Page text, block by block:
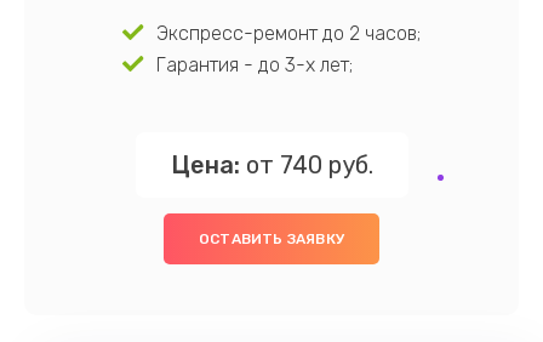
Экспресс-ремонт до 2 часов;
Гарантия - до 3-х лет;
Цена: от 740 руб.
ОСТАВИТЬ ЗАЯВКУ